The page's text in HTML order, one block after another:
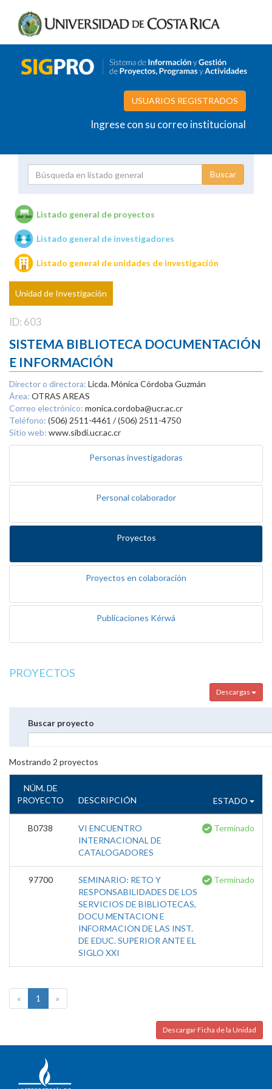
USUARIOS REGISTRADOS
Ingrese con su correo institucional
Unidades de investigación
Listado general de proyectos
Listado general de investigadores
Listado general de unidades de investigación
Unidad de Investigación
ID: 603
SISTEMA BIBLIOTECA DOCUMENTACIÓN
E INFORMACIÓN
Director o directora: Licda. Mónica Córdoba Guzmán
Área: OTRAS AREAS
Correo electrónico: monica.cordoba@ucr.ac.cr
Teléfono: (506) 2511-4461 / (506) 2511-4750
Sitio web: www.sibdi.ucr.ac.cr
Personas investigadoras
Personal colaborador
Proyectos
Proyectos en colaboración
Publicaciones Kérwá
PROYECTOS
Descargas
Buscar proyecto
Mostrando 2 proyectos
NÚM. DE
PROYECTO
DESCRIPCIÓN ESTADO
B0738
VI ENCUENTRO
INTERNACIONAL DE
CATALOGADORES
Terminado
97700
SEMINARIO: RETO Y
RESPONSABILIDADES DE LOS
SERVICIOS DE BIBLIOTECAS,
DOCU MENTACION E
INFORMACION DE LAS INST.
DE EDUC. SUPERIOR ANTE EL
SIGLO XXI
Terminado
« 1 »
Descargar Ficha de la Unidad